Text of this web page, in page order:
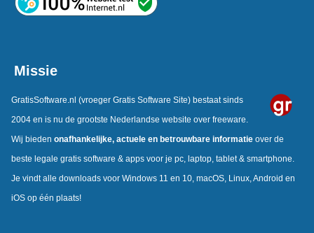
Missie
GratisSoftware.nl (vroeger Gratis Software Site) bestaat sinds
2004 en is nu de grootste Nederlandse website over freeware.
Wij bieden onafhankelijke, actuele en betrouwbare informatieover de
beste legale gratis software & apps voor je pc, laptop, tablet & smartphone.
Je vindt alle downloads voor Windows 11 en 10, macOS, Linux, Android en
iOS op één plaats!